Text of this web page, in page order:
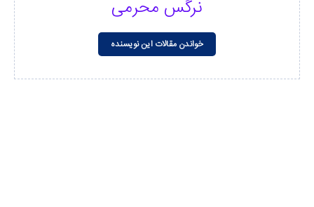
نرگس محرمی
خواندن مقالات این نویسنده